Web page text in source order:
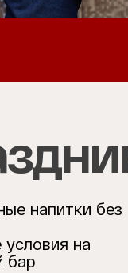
напитки без
условия на
бар